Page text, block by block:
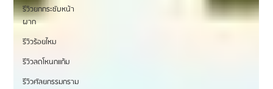
รีวิวยกกระชับหน้า
ผาก
รีวิวร้อยไหม
รีวิวลดโหนกแก้ม
รีวิวศัลยกรรมกราม